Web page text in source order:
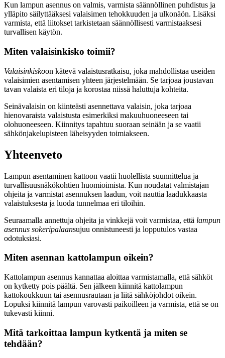
Kun lampun asennus on valmis, varmista säännöllinen puhdistus ja
ylläpito säilyttääksesi valaisimen tehokkuuden ja ulkonäön. Lisäksi
varmista, että liitokset tarkistetaan säännöllisesti varmistaaksesi
turvallisen käytön.
Miten valaisinkisko toimii?
Valaisinkiskoon kätevä valaistusratkaisu, joka mahdollistaa useiden
valaisimien asentamisen yhteen järjestelmään. Se tarjoaa joustavan
tavan valaista eri tiloja ja korostaa niissä haluttuja kohteita.
Seinävalaisin on kiinteästi asennettava valaisin, joka tarjoaa
hienovaraista valaistusta esimerkiksi makuuhuoneeseen tai
olohuoneeseen. Kiinnitys tapahtuu suoraan seinään ja se vaatii
sähkönjakelupisteen läheisyyden toimiakseen.
Yhteenveto
Lampun asentaminen kattoon vaatii huolellista suunnittelua ja
turvallisuusnäkökohtien huomioimista. Kun noudatat valmistajan
ohjeita ja varmistat asennuksen laadun, voit nauttia laadukkaasta
valaistuksesta ja luoda tunnelmaa eri tiloihin.
Seuraamalla annettuja ohjeita ja vinkkejä voit varmistaa, että lampun
asennus sokeripalaansujuu onnistuneesti ja lopputulos vastaa
odotuksiasi.
Miten asennan kattolampun oikein?
Kattolampun asennus kannattaa aloittaa varmistamalla, että sähköt
on kytketty pois päältä. Sen jälkeen kiinnitä kattolampun
kattokoukkuun tai asennusrautaan ja liitä sähköjohdot oikein.
Lopuksi kiinnitä lampun varovasti paikoilleen ja varmista, että se on
tukevasti kiinni.
Mitä tarkoittaa lampun kytkentä ja miten se
tehdään?